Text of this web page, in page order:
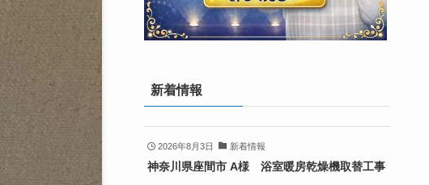
新着情報
2026年8月3日 新着情報
神奈川県座間市 A様 浴室暖房乾燥機取替工事